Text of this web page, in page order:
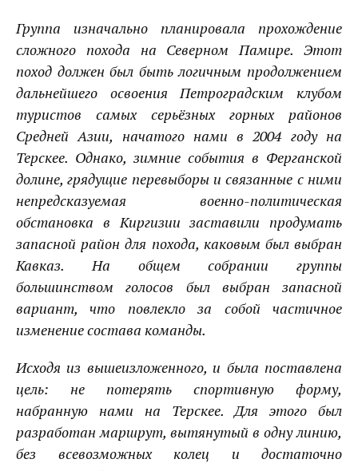
Группа изначально планировала прохождение
сложного похода на Северном Памире. Этот
поход должен был быть логичным продолжением
дальнейшего освоения Петроградским клубом
туристов самых серьёзных горных районов
Средней Азии, начатого нами в 2004 году на
Терскее. Однако, зимние события в Ферганской
долине, грядущие перевыборы и связанные с ними
непредсказуемая военно-политическая
обстановка в Киргизии заставили продумать
запасной район для похода, каковым был выбран
Кавказ. На общем собрании группы
большинством голосов был выбран запасной
вариант, что повлекло за собой частичное
изменение состава команды.
Исходя из вышеизложенного, и была поставлена
цель: не потерять спортивную форму,
набранную нами на Терскее. Для этого был
разработан маршрут, вытянутый в одну линию,
без всевозможных колец и достаточно